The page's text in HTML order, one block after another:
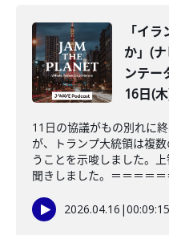
「イ
か」(
ンテー
16日(
11日の協議がもの別れに
が、トランプ大統領は複
うことを示唆しました。
聞きしました。＝＝＝＝
2026.04.16 |00:09:15